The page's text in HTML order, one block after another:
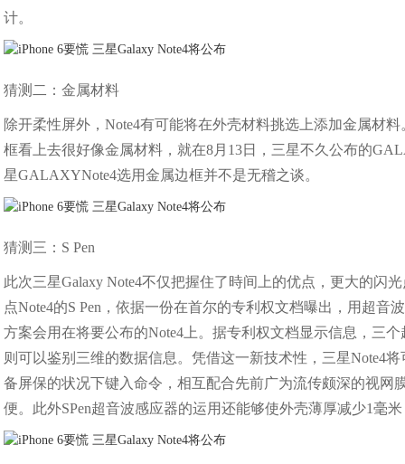
计。
猜测二：金属材料
除开柔性屏外，Note4有可能将在外壳材料挑选上添加金属材
框看上去很好像金属材料，就在8月13日，三星不久公布的
星GALAXYNote4选用金属边框并不是无稽之谈。
猜测三：S Pen
此次三星Galaxy Note4不仅把握住了時间上的优点，更大的闪
点Note4的S Pen，依据一份在首尔的专利权文档曝出，用超
方案会用在将要公布的Note4上。据专利权文档显示信息，三
则可以鉴别三维的数据信息。凭借这一新技术性，三星Note4
备屏保的状况下键入命令，相互配合先前广为流传颇深的视
便。此外SPen超音波感应器的运用还能够使外壳薄厚减少1毫